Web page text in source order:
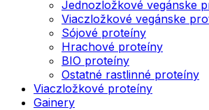
Jednozložkové vegánske
Viaczložkové vegánske
Sójové proteíny
Hrachové proteíny
BIO proteíny
Ostatné rastlinné proteíny
Viaczložkové proteíny
Gainery